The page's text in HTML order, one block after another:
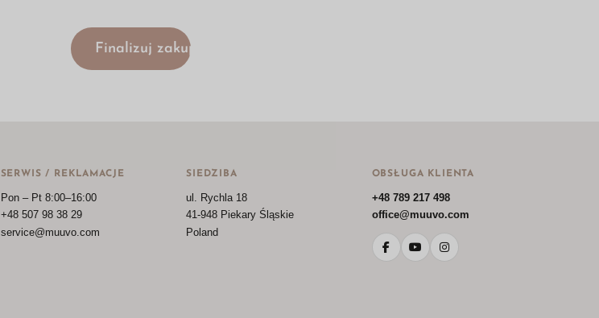
Finalizuj zakup
SERWIS / REKLAMACJE
Pon – Pt 8:00–16:00
+48 507 98 38 29
service@muuvo.com
SIEDZIBA
ul. Rychla 18
41-948 Piekary Śląskie
Poland
OBSŁUGA KLIENTA
+48 789 217 498
office@muuvo.com
Te pliki cookie